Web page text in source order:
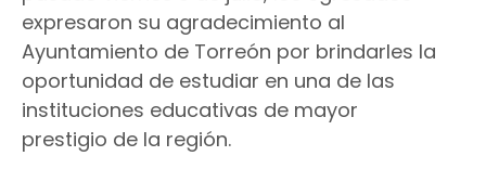
expresaron su agradecimiento al
Ayuntamiento de Torreón por brindarles la
oportunidad de estudiar en una de las
instituciones educativas de mayor
prestigio de la región.